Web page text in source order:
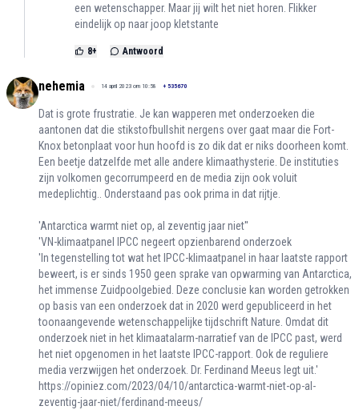
een wetenschapper. Maar jij wilt het niet horen. Flikker
eindelijk op naar joop kletstante
8+ Antwoord
nehemia 14 april 2023 om 10:58 + 535670
Dat is grote frustratie. Je kan wapperen met onderzoeken die
aantonen dat die stikstofbullshit nergens over gaat maar die Fort-
Knox betonplaat voor hun hoofd is zo dik dat er niks doorheen komt.
Een beetje datzelfde met alle andere klimaathysterie. De instituties
zijn volkomen gecorrumpeerd en de media zijn ook voluit
medeplichtig.. Onderstaand pas ook prima in dat rijtje.
'Antarctica warmt niet op, al zeventig jaar niet''
'VN-klimaatpanel IPCC negeert opzienbarend onderzoek
'In tegenstelling tot wat het IPCC-klimaatpanel in haar laatste rapport
beweert, is er sinds 1950 geen sprake van opwarming van Antarctica,
het immense Zuidpoolgebied. Deze conclusie kan worden getrokken
op basis van een onderzoek dat in 2020 werd gepubliceerd in het
toonaangevende wetenschappelijke tijdschrift Nature. Omdat dit
onderzoek niet in het klimaatalarm-narratief van de IPCC past, werd
het niet opgenomen in het laatste IPCC-rapport. Ook de reguliere
media verzwijgen het onderzoek. Dr. Ferdinand Meeus legt uit.'
https://opiniez.com/2023/04/10/antarctica-warmt-niet-op-al-
zeventig-jaar-niet/ferdinand-meeus/